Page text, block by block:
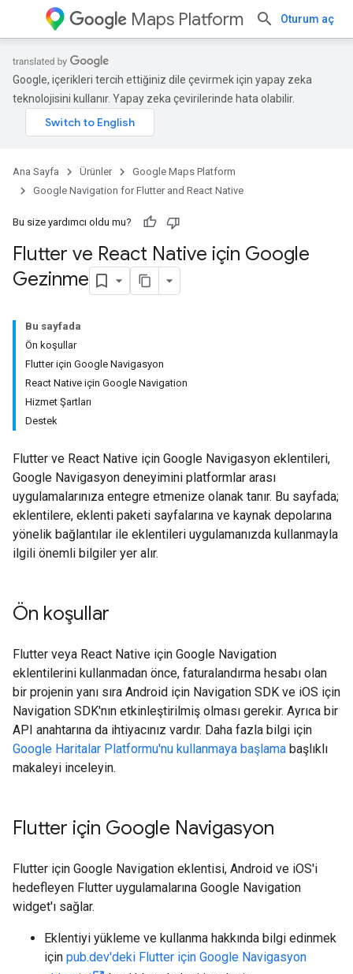
Maps Platform Oturum aç
Google, içerikleri tercih ettiğiniz dile çevirmek için yapay zeka
teknolojisini kullanır. Yapay zeka çevirilerinde hata olabilir.
Ana Sayfa Ürünler
Google Maps Platform
Google Navigation for Flutter and React Native
Bu size yardımcı oldu mu?
Flutter ve React Native için Google
Gezinme
Bu sayfada
Ön koşullar
Flutter için Google Navigasyon
React Native için Google Navigation
Hizmet Şartları
Destek
Flutter ve React Native için Google Navigasyon eklentileri,
Google Navigasyon deneyimini platformlar arası
uygulamalarınıza entegre etmenize olanak tanır. Bu sayfada;
eklentilere, eklenti paketi sayfalarına ve kaynak depolarına
yönelik bağlantılar ile eklentileri uygulamanızda kullanmayla
ilgili önemli bilgiler yer alır.
Ön koşullar
Flutter veya React Native için Google Navigation
eklentilerini kullanmadan önce, faturalandırma hesabı olan
bir projenin yanı sıra Android için Navigation SDK ve iOS için
Navigation SDK'nın etkinleştirilmiş olması gerekir. Ayrıca bir
API anahtarına da ihtiyacınız vardır. Daha fazla bilgi için
Google Haritalar Platformu'nu kullanmaya başlama başlıklı
makaleyi inceleyin.
Flutter için Google Navigasyon
Flutter için Google Navigation eklentisi, Android ve iOS'i
hedefleyen Flutter uygulamalarına Google Navigation
widget'ı sağlar.
Eklentiyi yükleme ve kullanma hakkında bilgi edinmek
için pub.dev'deki Flutter için Google Navigasyon